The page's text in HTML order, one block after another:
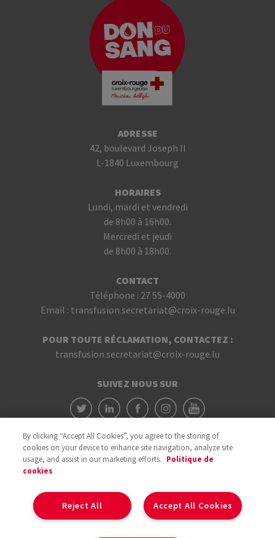
ADRESSE
42, boulevard Joseph II
L-1840 Luxembourg
HORAIRES
Lundi, mardi et vendredi
de 8h00 à 16h00.
Mercredi et jeudi
de 8h00 à 18h00.
CONTACT
Téléphone : 27 55-4000
Email : transfusion.secretariat@croix-rouge.lu
POUR TOUTE RÉCLAMATION, CONTACTEZ :
transfusion.secretariat@croix-rouge.lu
SUIVEZ NOUS SUR
By clicking “Accept All Cookies”, you agree to the storing of
cookies on your device to enhance site navigation, analyze site
usage, and assist in our marketing efforts. Politique de
cookies
Accept All Cookies
Reject All